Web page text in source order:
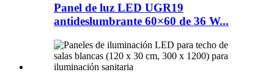
Panel de luz LED UGR19
antideslumbrante 60×60 de 36 W...